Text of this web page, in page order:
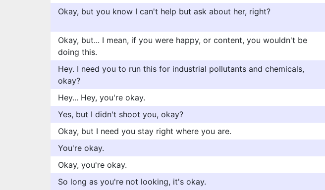
Okay, but you know I can't help but ask about her, right?
Okay, but... I mean, if you were happy, or content, you wouldn't be
doing this.
Hey. I need you to run this for industrial pollutants and chemicals,
okay?
Hey... Hey, you're okay.
Yes, but I didn't shoot you, okay?
Okay, but I need you stay right where you are.
You're okay.
Okay, you're okay.
So long as you're not looking, it's okay.